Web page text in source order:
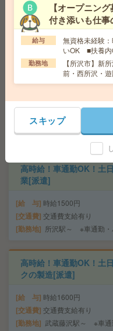
給 与 時給1450円 月収例
交通費 全額支給
勤務地 みずほ台駅徒歩1分
基本定時まで＊検診の
給 与
給与の前払いが可能な速払い
交通費 交通費支給あり
勤務地 東京都青梅市 青梅
高時給！車通勤OK！土
業[派遣]
給 与 時給1500円
交通費 交通費支給有り
勤務地 所沢駅～ ※車通勤・
高時給！車通勤OK！土
クの製造[派遣]
給 与 時給1600円
交通費 交通費支給有り
勤務地 武蔵藤沢駅～ ※車通
【オープニン
付き添いも仕
給与
無資格未経験
いOK ■扶養
上
勤務地
【所沢市】新
前・西所沢・
数！
スキップ